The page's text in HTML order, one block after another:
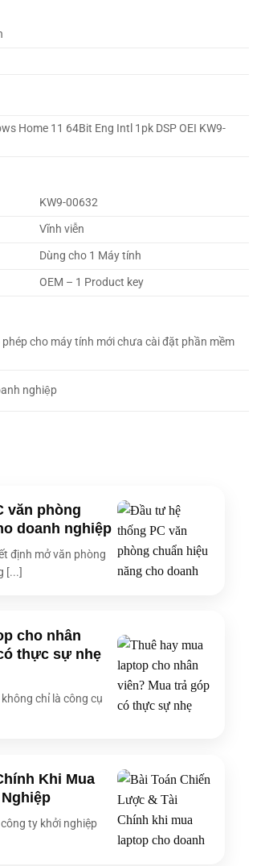
Home 11 64Bit Eng Intl 1pk DSP OEI KW9-
KW9-00632
Vĩnh viễn
Dùng cho 1 Máy tính
OEM – 1 Product key
cho máy tính mới chưa cài đặt phần mềm
nghiệp
văn phòng
doanh nghiệp
định mở văn phòng
[...]
cho nhân
thực sự nhẹ
chỉ là công cụ
Khi Mua
ty khởi nghiệp